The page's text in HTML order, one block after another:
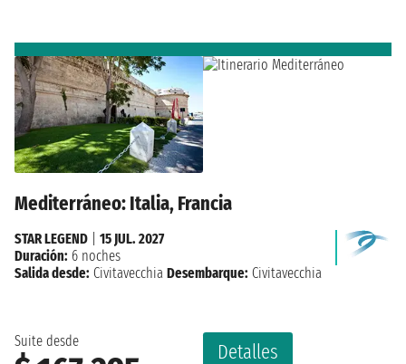
Mediterráneo: Italia, Francia
Suite desde
Detalles
STAR LEGEND
15 JUL. 2027
Duración: 6 noches
Salida desde: Civitavecchia Desembarque: Civitavecchia